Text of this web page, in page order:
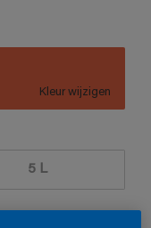
Kleur wijzigen
5 L